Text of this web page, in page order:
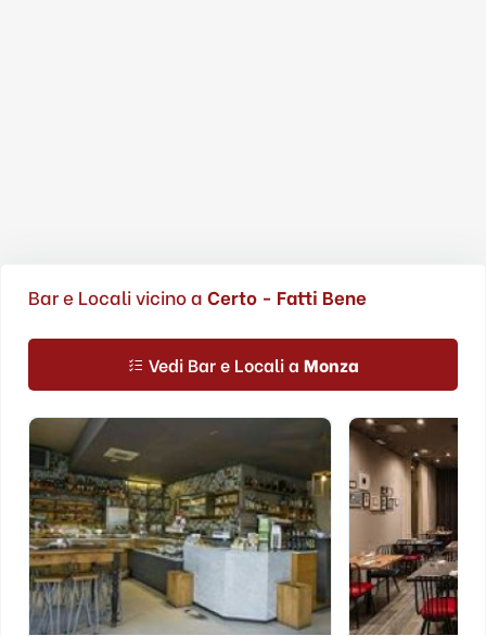
Bar e Locali vicino a Certo - Fatti Bene
Vedi Bar e Locali a Monza